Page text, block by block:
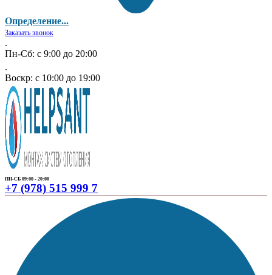
Определение...
Заказать звонок
.
Пн-Сб: с 9:00 до 20:00
.
Воскр: с 10:00 до 19:00
ПН-СБ 09:00 - 20:00
+7 (978) 515 999 7